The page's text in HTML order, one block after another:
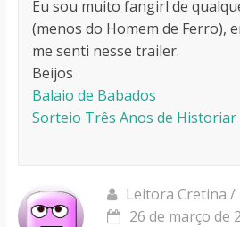
Eu sou muito fangirl de
(menos do Homem de Ferro),
me senti nesse trailer.
Beijos
Balaio de Babados
Sorteio Três Anos de Historiar
Leitora Cretina /
26 de março de